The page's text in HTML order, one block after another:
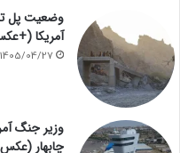
وضعیت پل
آمریکا
1405/04/27
وزیر جنگ
چابهار